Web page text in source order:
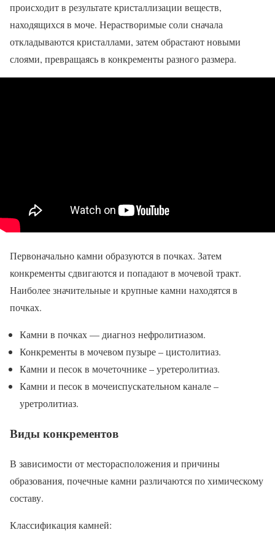
происходит в результате кристаллизации веществ,
находящихся в моче. Нерастворимые соли сначала
откладываются кристаллами, затем обрастают новыми
слоями, превращаясь в конкременты разного размера.
Первоначально камни образуются в почках. Затем
конкременты сдвигаются и попадают в мочевой тракт.
Наиболее значительные и крупные камни находятся в
почках.
Камни в почках — диагноз нефролитиазом.
Конкременты в мочевом пузыре – цистолитиаз.
Камни и песок в мочеточнике – уретеролитиаз.
Камни и песок в мочеиспускательном канале –
уретролитиаз.
Виды конкрементов
В зависимости от месторасположения и причины
образования, почечные камни различаются по химическому
составу.
Классификация камней: